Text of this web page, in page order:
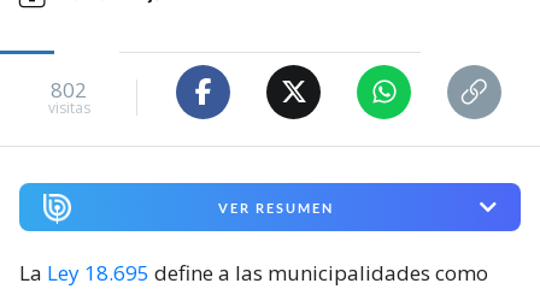
802
visitas
VER RESUMEN
La Ley 18.695 define a las municipalidades como